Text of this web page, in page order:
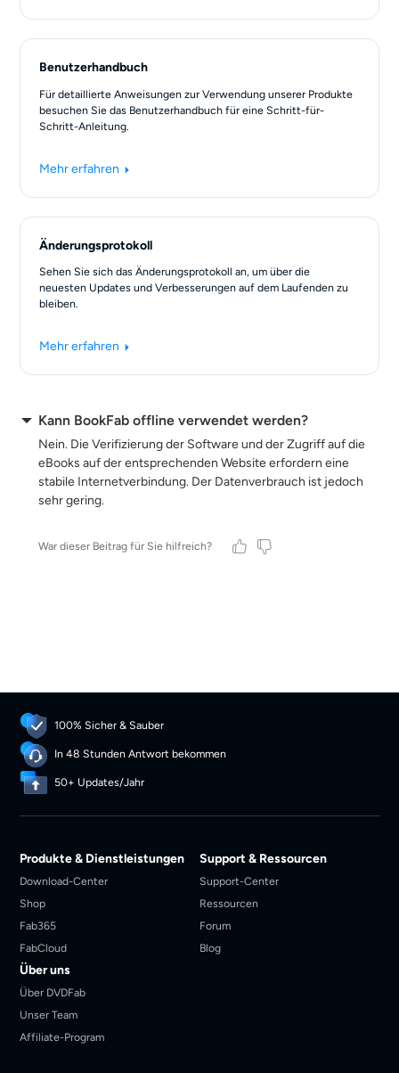
Benutzerhandbuch
Für detaillierte Anweisungen zur Verwendung unserer Produkte
besuchen Sie das Benutzerhandbuch für eine Schritt-für-
Schritt-Anleitung.
Mehr erfahren
Änderungsprotokoll
Sehen Sie sich das Änderungsprotokoll an, um über die
neuesten Updates und Verbesserungen auf dem Laufenden zu
bleiben.
Mehr erfahren
Kann BookFab offline verwendet werden?
Nein. Die Verifizierung der Software und der Zugriff auf die
eBooks auf der entsprechenden Website erfordern eine
stabile Internetverbindung. Der Datenverbrauch ist jedoch
sehr gering.
War dieser Beitrag für Sie hilfreich?
100% Sicher & Sauber
In 48 Stunden Antwort bekommen
50+ Updates/Jahr
Produkte & Dienstleistungen
Download-Center
Shop
Fab365
FabCloud
Support & Ressourcen
Support-Center
Ressourcen
Forum
Blog
Über uns
Über DVDFab
Unser Team
Affiliate-Program